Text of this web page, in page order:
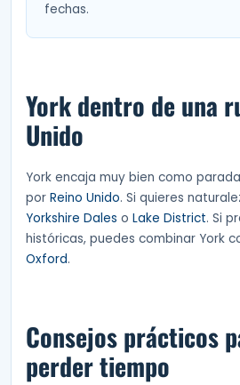
fechas.
York dentro de una
Unido
York encaja muy bien como
por Reino Unido. Si quieres
Yorkshire Dales o Lake District. Si
históricas, puedes combinar York
Oxford.
Consejos prácticos
perder tiempo